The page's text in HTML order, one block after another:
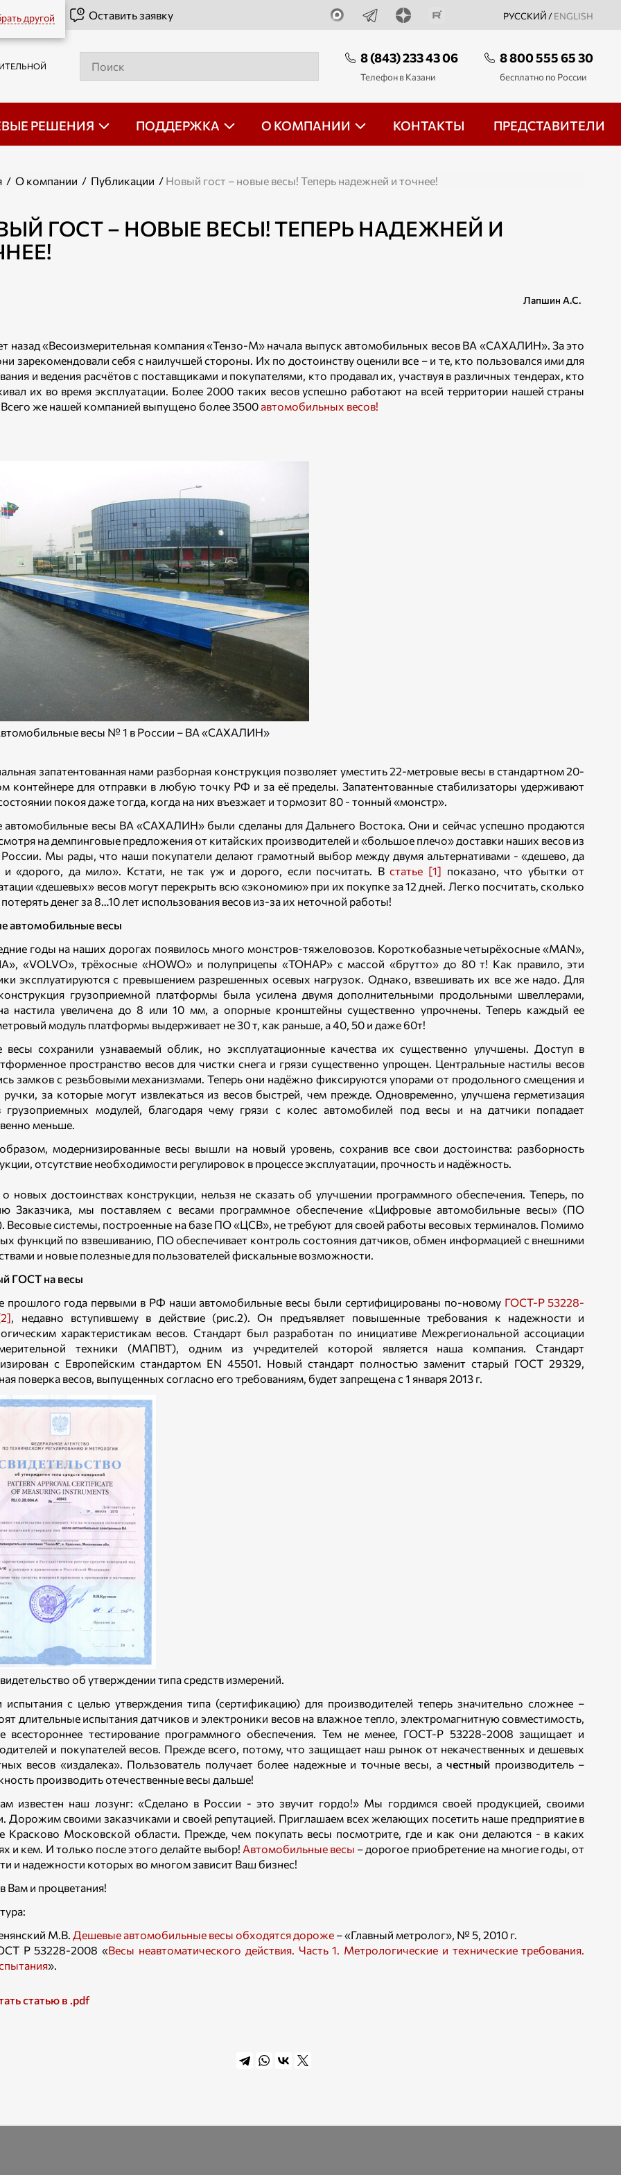
другой РУССКИЙ / ENGLISH
Оставить заявку
8 (843) 233 43 06
Телефон в Казани
8 800 555 65 30
бесплатно по России
РЕШЕНИЯ ПОДДЕРЖКА О КОМПАНИИ КОНТАКТЫ ПРЕДСТАВИТЕЛИ
/ О компании / Публикации / Новый гост – новые весы! Теперь надежней и точнее!
ГОСТ – НОВЫЕ ВЕСЫ! ТЕПЕРЬ НАДЕЖНЕЙ И
Лапшин А.С.
назад «Весоизмерительная компания «Тензо-М» начала выпуск автомобильных весов ВА «САХАЛИН». За это
зарекомендовали себя с наилучшей стороны. Их по достоинству оценили все – и те, кто пользовался ими для
и ведения расчётов с поставщиками и покупателями, кто продавал их, участвуя в различных тендерах, кто
их во время эксплуатации. Более 2000 таких весов успешно работают на всей территории нашей страны
Всего же нашей компанией выпущено более 3500 автомобильных весов!
весы № 1 в России – ВА «САХАЛИН»
запатентованная нами разборная конструкция позволяет уместить 22-метровые весы в стандартном 20-
контейнере для отправки в любую точку РФ и за её пределы. Запатентованные стабилизаторы удерживают
покоя даже тогда, когда на них въезжает и тормозит 80 - тонный «монстр».
автомобильные весы ВА «САХАЛИН» были сделаны для Дальнего Востока. Они и сейчас успешно продаются
на демпинговые предложения от китайских производителей и «большое плечо» доставки наших весов из
России. Мы рады, что наши покупатели делают грамотный выбор между двумя альтернативами - «дешево, да
и «дорого, да мило». Кстати, не так уж и дорого, если посчитать. Встатье [1] показано, что убытки от
«дешевых» весов могут перекрыть всю «экономию» при их покупке за 12 дней. Легко посчитать, сколько
денег за 8…10 лет использования весов из-за их неточной работы!
автомобильные весы
годы на наших дорогах появилось много монстров-тяжеловозов. Короткобазные четырёхосные «MAN»,
«VOLVO», трёхосные «HOWO» и полуприцепы «ТОНАР» с массой «брутто» до 80 т! Как правило, эти
эксплуатируются с превышением разрешенных осевых нагрузок. Однако, взвешивать их все же надо. Для
грузоприемной платформы была усилена двумя дополнительными продольными швеллерами,
настила увеличена до 8 или 10 мм, а опорные кронштейны существенно упрочнены. Теперь каждый ее
модуль платформы выдерживает не 30 т, как раньше, а 40, 50 и даже 60т!
весы сохранили узнаваемый облик, но эксплуатационные качества их существенно улучшены. Доступ в
пространство весов для чистки снега и грязи существенно упрощен. Центральные настилы весов
замков с резьбовыми механизмами. Теперь они надёжно фиксируются упорами от продольного смещения и
ручки, за которые могут извлекаться из весов быстрей, чем прежде. Одновременно, улучшена герметизация
грузоприемных модулей, благодаря чему грязи с колес автомобилей под весы и на датчики попадает
меньше.
модернизированные весы вышли на новый уровень, сохранив все свои достоинства: разборность
отсутствие необходимости регулировок в процессе эксплуатации, прочность и надёжность.
о новых достоинствах конструкции, нельзя не сказать об улучшении программного обеспечения. Теперь, по
Заказчика, мы поставляем с весами программное обеспечение «Цифровые автомобильные весы» (ПО
Весовые системы, построенные на базе ПО «ЦСВ», не требуют для своей работы весовых терминалов. Помимо
функций по взвешиванию, ПО обеспечивает контроль состояния датчиков, обмен информацией с внешними
и новые полезные для пользователей фискальные возможности.
ГОСТ на весы
прошлого года первыми в РФ наши автомобильные весы были сертифицированы по-новому ГОСТ-Р 53228-
, недавно вступившему в действие (рис.2). Он предъявляет повышенные требования к надежности и
характеристикам весов. Стандарт был разработан по инициативе Межрегиональной ассоциации
техники (МАПВТ), одним из учредителей которой является наша компания. Стандарт
с Европейским стандартом EN 45501. Новый стандарт полностью заменит старый ГОСТ 29329,
поверка весов, выпущенных согласно его требованиям, будет запрещена с 1 января 2013 г.
об утверждении типа средств измерений.
испытания с целью утверждения типа (сертификацию) для производителей теперь значительно сложнее –
длительные испытания датчиков и электроники весов на влажное тепло, электромагнитную совместимость,
всестороннее тестирование программного обеспечения. Тем не менее, ГОСТ-Р 53228-2008 защищает и
и покупателей весов. Прежде всего, потому, что защищает наш рынок от некачественных и дешевых
весов «издалека». Пользователь получает более надежные и точные весы, ачестный производитель –
производить отечественные весы дальше!
известен наш лозунг: «Сделано в России - это звучит гордо!» Мы гордимся своей продукцией, своими
Дорожим своими заказчиками и своей репутацией. Приглашаем всех желающих посетить наше предприятие в
Красково Московской области. Прежде, чем покупать весы посмотрите, где и как они делаются - в каких
и кем. И только после этого делайте выбор! Автомобильные весы – дорогое приобретение на многие годы, от
и надежности которых во многом зависит Ваш бизнес!
Вам и процветания!
М.В. Дешевые автомобильные весы обходятся дороже– «Главный метролог», № 5, 2010 г.
Р 53228-2008 «Весы неавтоматического действия. Часть 1. Метрологические и технические требования.
».
статью в .pdf